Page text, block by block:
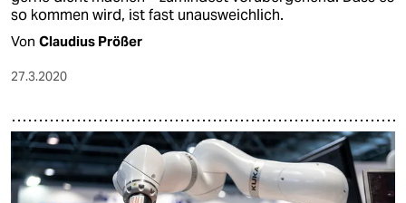
so kommen wird, ist fast unausweichlich.
Von Claudius Prößer
27.3.2020